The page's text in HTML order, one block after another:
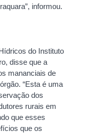
informou.
do Instituto
disse que a
mananciais de
“Esta é uma
dos
rurais em
que esses
que os